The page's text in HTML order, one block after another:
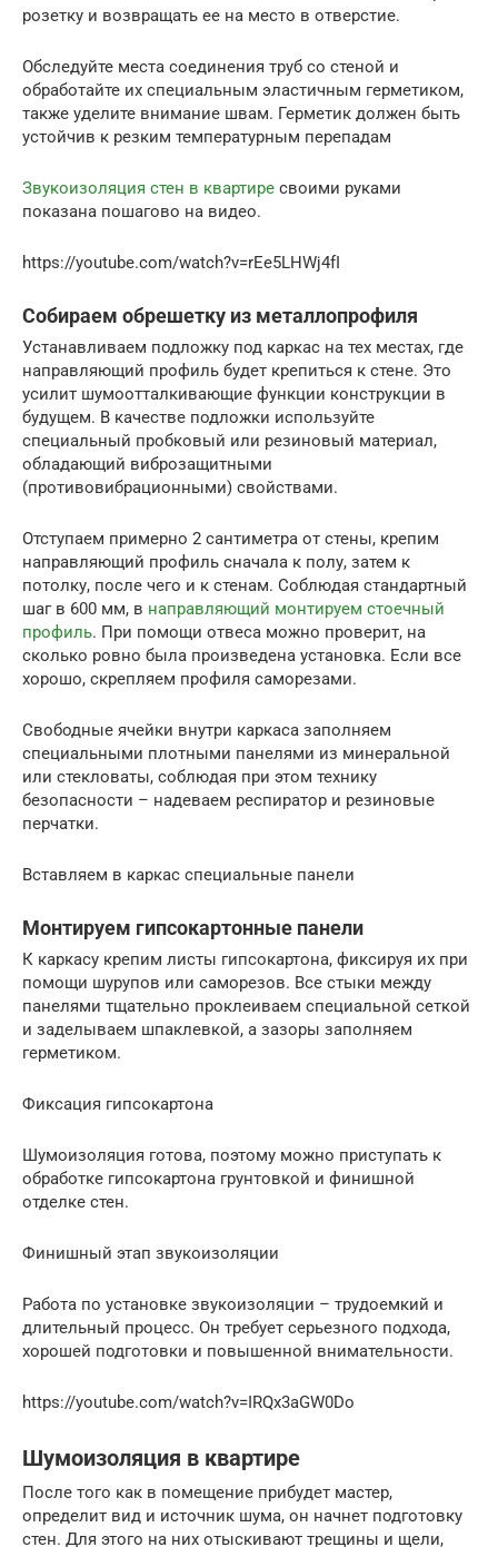
розетку и возвращать ее на место в отверстие.
Обследуйте места соединения труб со стеной и
обработайте их специальным эластичным герметиком,
также уделите внимание швам. Герметик должен быть
устойчив к резким температурным перепадам
Звукоизоляция стен в квартире своими руками
показана пошагово на видео.
https://youtube.com/watch?v=rEe5LHWj4fI
Собираем обрешетку из металлопрофиля
Устанавливаем подложку под каркас на тех местах, где
направляющий профиль будет крепиться к стене. Это
усилит шумоотталкивающие функции конструкции в
будущем. В качестве подложки используйте
специальный пробковый или резиновый материал,
обладающий виброзащитными
(противовибрационными) свойствами.
Отступаем примерно 2 сантиметра от стены, крепим
направляющий профиль сначала к полу, затем к
потолку, после чего и к стенам. Соблюдая стандартный
шаг в 600 мм, в направляющий монтируем стоечный
профиль. При помощи отвеса можно проверит, на
сколько ровно была произведена установка. Если все
хорошо, скрепляем профиля саморезами.
Свободные ячейки внутри каркаса заполняем
специальными плотными панелями из минеральной
или стекловаты, соблюдая при этом технику
безопасности – надеваем респиратор и резиновые
перчатки.
Вставляем в каркас специальные панели
Монтируем гипсокартонные панели
К каркасу крепим листы гипсокартона, фиксируя их при
помощи шурупов или саморезов. Все стыки между
панелями тщательно проклеиваем специальной сеткой
и заделываем шпаклевкой, а зазоры заполняем
герметиком.
Фиксация гипсокартона
Шумоизоляция готова, поэтому можно приступать к
обработке гипсокартона грунтовкой и финишной
отделке стен.
Финишный этап звукоизоляции
Работа по установке звукоизоляции – трудоемкий и
длительный процесс. Он требует серьезного подхода,
хорошей подготовки и повышенной внимательности.
https://youtube.com/watch?v=IRQx3aGW0Do
Шумоизоляция в квартире
После того как в помещение прибудет мастер,
определит вид и источник шума, он начнет подготовку
стен. Для этого на них отыскивают трещины и щели,